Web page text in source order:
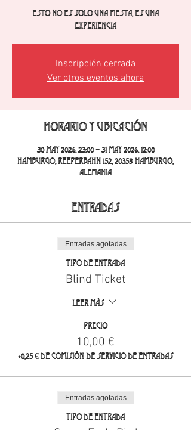
Esto no es solo una fiesta, es una
experiencia
Inscripción cerrada
Ver otros eventos ahora
Horario y ubicación
30 may 2026, 23:00 – 31 may 2026, 12:00
Hamburgo, Reeperbahn 152, 20359 Hamburgo,
Alemania
Entradas
Entradas agotadas
Tipo de entrada
Blind Ticket
Leer más
Precio
10,00 €
+0,25 € de comisión de servicio de entradas
Entradas agotadas
Tipo de entrada